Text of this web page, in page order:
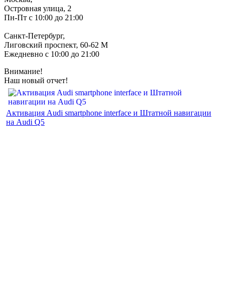
Островная улица, 2
Пн-Пт с 10:00 до 21:00
Санкт-Петербург,
Лиговский проспект, 60-62 М
Ежедневно с 10:00 до 21:00
Внимание!
Наш новый отчет!
Активация Audi smartphone interface и Штатной навигации
на Audi Q5